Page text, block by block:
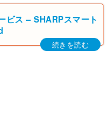
ビス – SHARPスマート